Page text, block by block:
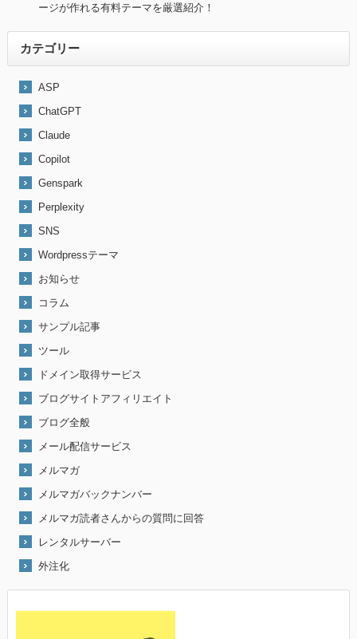
ージが作れる有料テーマを厳選紹介！
カテゴリー
ASP
ChatGPT
Claude
Copilot
Genspark
Perplexity
SNS
Wordpressテーマ
お知らせ
コラム
サンプル記事
ツール
ドメイン取得サービス
ブログサイトアフィリエイト
ブログ全般
メール配信サービス
メルマガ
メルマガバックナンバー
メルマガ読者さんからの質問に回答
レンタルサーバー
外注化